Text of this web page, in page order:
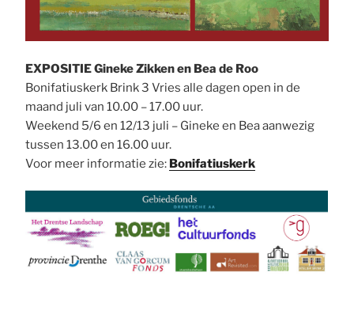
EXPOSITIE Gineke Zikken en Bea de Roo
Bonifatiuskerk Brink 3 Vries alle dagen open in de
maand juli van 10.00 – 17.00 uur.
Weekend 5/6 en 12/13 juli – Gineke en Bea aanwezig
tussen 13.00 en 16.00 uur.
Voor meer informatie zie: Bonifatiuskerk